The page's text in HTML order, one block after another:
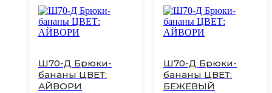
Ш70-Д Брюки-
бананы ЦВЕТ:
АЙВОРИ
Этот
товар
имеет
Опции
можно
выбрать
Ш70-Д Брюки-
бананы ЦВЕТ:
БЕЖЕВЫЙ
Этот
товар
имеет
Опции
можно
выбрать